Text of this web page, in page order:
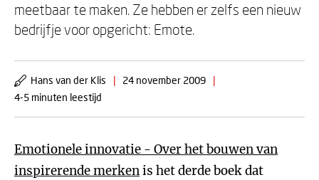
meetbaar te maken. Ze hebben er zelfs een nieuw
bedrijfje voor opgericht: Emote.
Hans van der Klis | 24 november 2009
|
4-5 minuten leestijd
Emotionele innovatie - Over het bouwen van
inspirerende merkenis het derde boek dat